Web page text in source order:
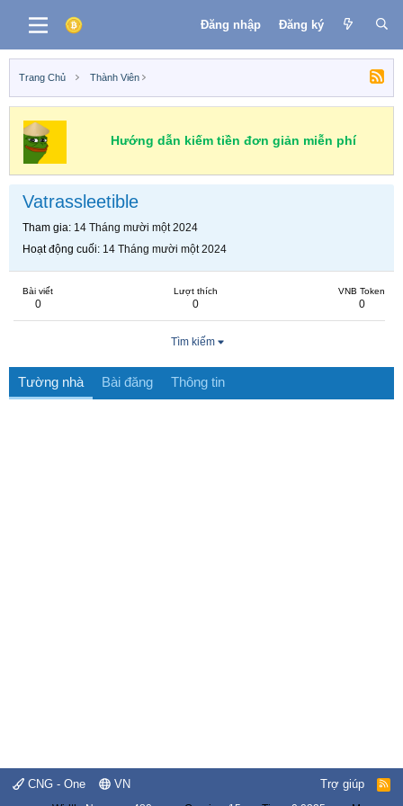
Đăng nhập Đăng ký
Trang Chủ Thành Viên
Hướng dẫn kiếm tiền đơn giản miễn phí
Vatrassleetible
Tham gia 14 Tháng mười một 2024
Hoạt động cuối 14 Tháng mười một 2024
Bài viết
0
Lượt thích
0
VNB Token
0
Tìm kiếm
Tường nhà Bài đăng Thông tin
CNG - One VN Trợ giúp
R